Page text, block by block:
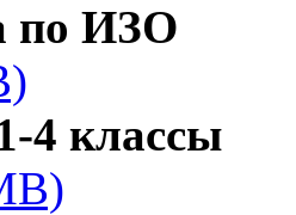
по ИЗО
4 классы